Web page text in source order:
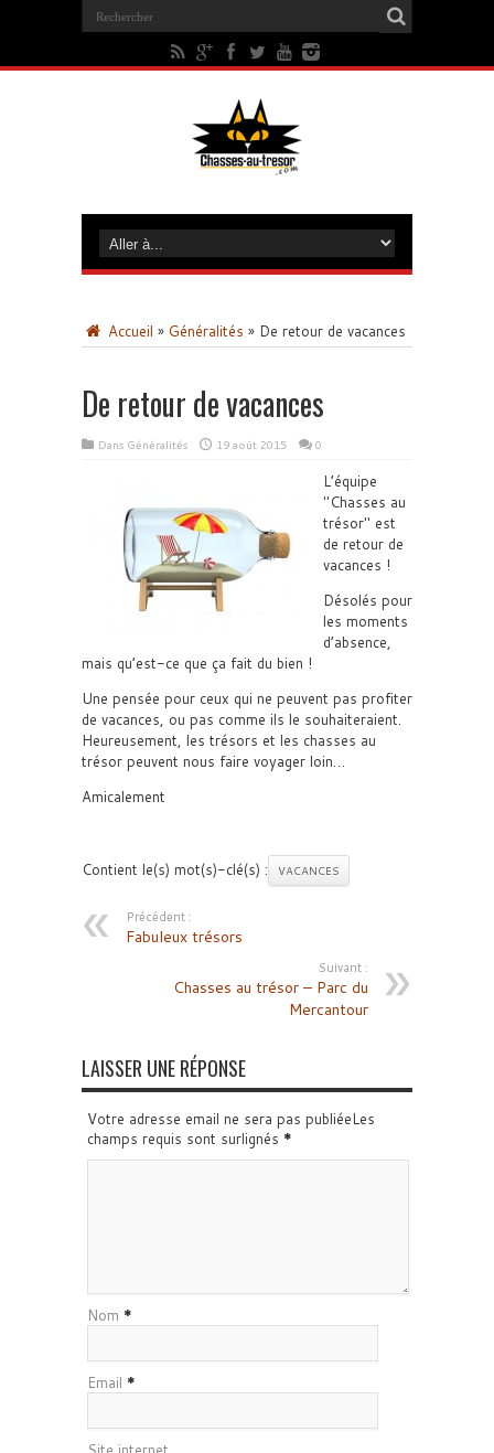
Accueil » Généralités » De retour de vacances
De retour de vacances
Dans Généralités 19 août 2015 0
L’équipe
Chasses au
trésor
est
de retour de
vacances !
Désolés pour
les moments
d’absence,
mais qu’est-ce que ça fait du bien !
Une pensée pour ceux qui ne peuvent pas profiter
de vacances, ou pas comme ils le souhaiteraient.
Heureusement, les trésors et les chasses au
trésor peuvent nous faire voyager loin…
Amicalement
Contient le(s) mot(s)-clé(s) : VACANCES
Précédent :
Fabuleux trésors
Suivant :
Chasses au trésor – Parc du
Mercantour
LAISSER UNE RÉPONSE
Votre adresse email ne sera pas publiéeLes
champs requis sont surlignés *
Nom *
Email *